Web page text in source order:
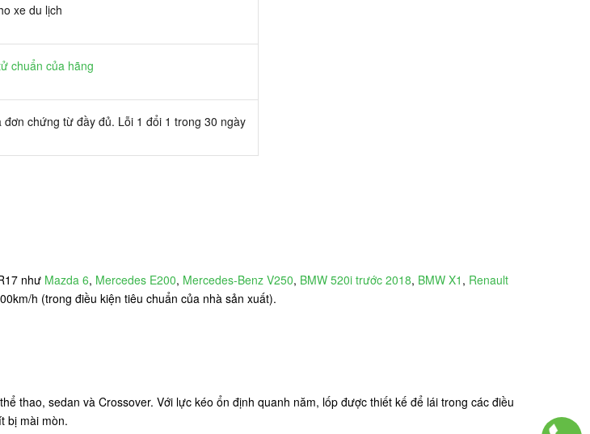
xe du lịch
chuẩn của hãng
chứng từ đầy đủ. Lỗi 1 đổi 1 trong 30 ngày
như Mazda 6, Mercedes E200, Mercedes-Benz V250, BMW 520i trước 2018, BMW X1 , Renault
h (trong điều kiện tiêu chuẩn của nhà sản xuất).
thao, sedan và Crossover. Với lực kéo ổn định quanh năm, lốp được thiết kế để lái trong các điều
bị mài mòn.